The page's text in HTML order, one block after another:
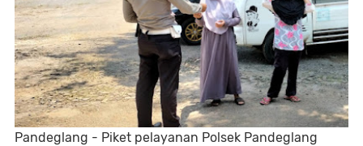
Pandeglang - Piket pelayanan Polsek Pandeglang